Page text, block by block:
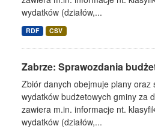
wydatków (działów,...
RDF CSV
Zabrze: Sprawozdania
Zbiór danych obejmuje plany oraz
wydatków budżetowych gminy za
zawiera m.in. informacje nt.
wydatków (działów,...